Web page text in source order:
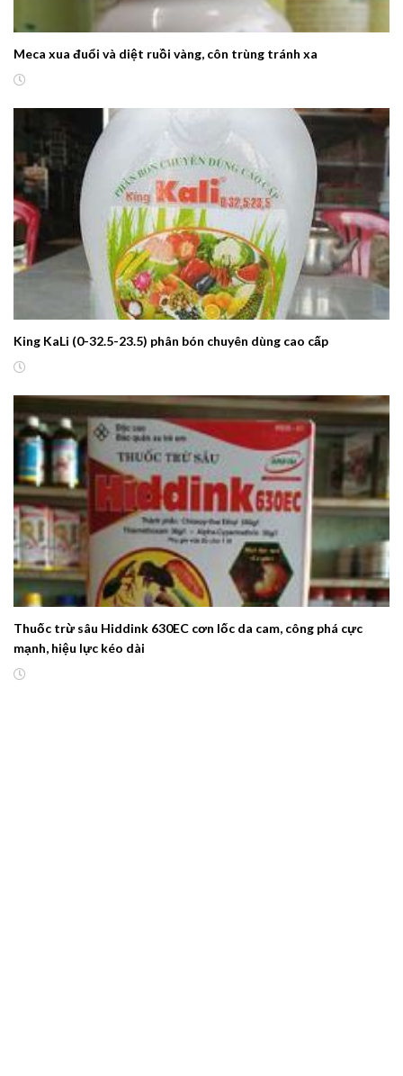
Meca xua đuổi và diệt ruồi vàng, côn trùng tránh xa
King KaLi (0-32.5-23.5) phân bón chuyên dùng cao cấp
Thuốc trừ sâu Hiddink 630EC cơn lốc da cam, công phá cực
mạnh, hiệu lực kéo dài